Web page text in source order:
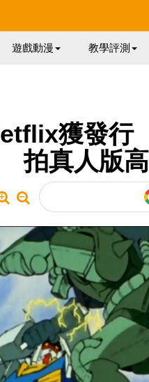
遊戲動漫 教學評測
獲發行
拍真人版